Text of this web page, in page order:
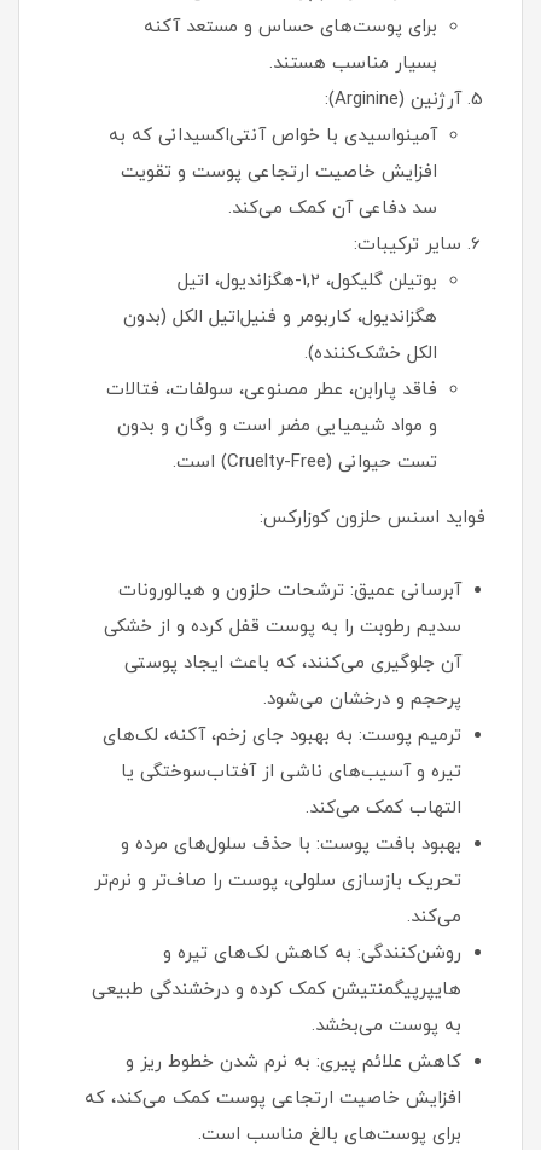
برای پوست‌های حساس و مستعد آکنه
بسیار مناسب هستند.
آرژنین (Arginine):
آمینواسیدی با خواص آنتی‌اکسیدانی که به
افزایش خاصیت ارتجاعی پوست و تقویت
سد دفاعی آن کمک می‌کند.
سایر ترکیبات:
بوتیلن گلیکول، 1,2-هگزاندیول، اتیل
هگزاندیول، کاربومر و فنیل‌اتیل الکل (بدون
الکل خشک‌کننده).
فاقد پارابن، عطر مصنوعی، سولفات، فتالات
و مواد شیمیایی مضر است و وگان و بدون
تست حیوانی (Cruelty-Free) است.
فواید اسنس حلزون کوزارکس:
آبرسانی عمیق: ترشحات حلزون و هیالورونات
سدیم رطوبت را به پوست قفل کرده و از خشکی
آن جلوگیری می‌کنند، که باعث ایجاد پوستی
پرحجم و درخشان می‌شود.
ترمیم پوست: به بهبود جای زخم، آکنه، لک‌های
تیره و آسیب‌های ناشی از آفتاب‌سوختگی یا
التهاب کمک می‌کند.
بهبود بافت پوست: با حذف سلول‌های مرده و
تحریک بازسازی سلولی، پوست را صاف‌تر و نرم‌تر
می‌کند.
روشن‌کنندگی: به کاهش لک‌های تیره و
هایپرپیگمنتیشن کمک کرده و درخشندگی طبیعی
به پوست می‌بخشد.
کاهش علائم پیری: به نرم شدن خطوط ریز و
افزایش خاصیت ارتجاعی پوست کمک می‌کند، که
برای پوست‌های بالغ مناسب است.